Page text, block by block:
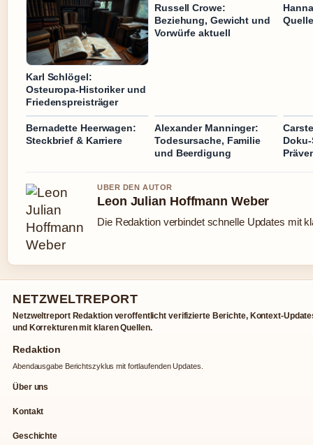
Karl Schlögel:
Osteuropa-Historiker und
Friedenspreisträger
Russell Crowe:
Beziehung, Gewicht und
Vorwürfe aktuell
Bernadette Heerwagen:
Steckbrief & Karriere
Alexander Manninger:
Todesursache, Familie
und Beerdigung
UBER DEN AUTOR
Leon Julian Hoffmann Weber
Die Redaktion verbindet schnelle Updates mit
NETZWELTREPORT
Netzweltreport Redaktion veroffentlicht verifizierte Berichte, Kontext-
und Korrekturen mit klaren Quellen.
Redaktion
Abendausgabe Berichtszyklus mit fortlaufenden Updates.
Über uns
Kontakt
Geschichte